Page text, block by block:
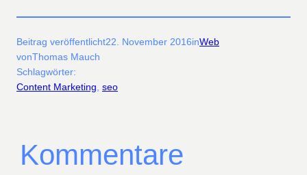
Beitrag veröffentlicht22. November 2016inWeb
vonThomas Mauch
Schlagwörter:
Content Marketing, seo
Kommentare